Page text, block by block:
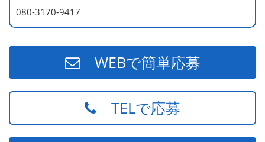
080-3170-9417
WEBで簡単応募
TELで応募